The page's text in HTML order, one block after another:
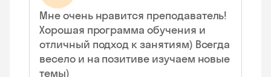
Мне очень нравится преподаватель!
Хорошая программа обучения и
отличный подход к занятиям) Всегда
весело и на позитиве изучаем новые
темы)